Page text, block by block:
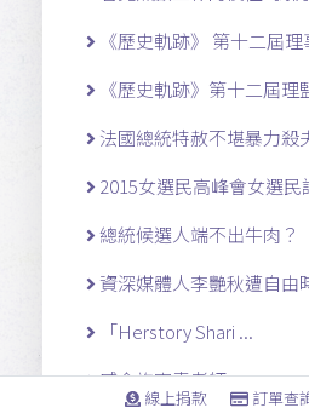
《歷史軌跡》 第十二屆理
《歷史軌跡》第十二屆理
法國總統特赦不堪暴力殺
2015女選民高峰會女選民
總統候選人端不出牛肉？
資深媒體人李艷秋遭自由
「Herstory Shari ...
感念施寄青老師
線上捐款 訂單查